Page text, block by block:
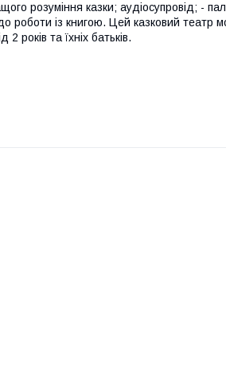
розуміння казки; аудіосупровід; -
роботи із книгою. Цей казковий театр
років та їхніх батьків.